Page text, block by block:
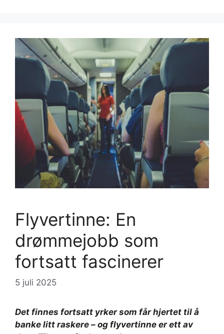
Flyvertinne: En
drømmejobb som
fortsatt fascinerer
5 juli 2025
Det finnes fortsatt yrker som får hjertet til å
banke litt raskere – og flyvertinne er ett av